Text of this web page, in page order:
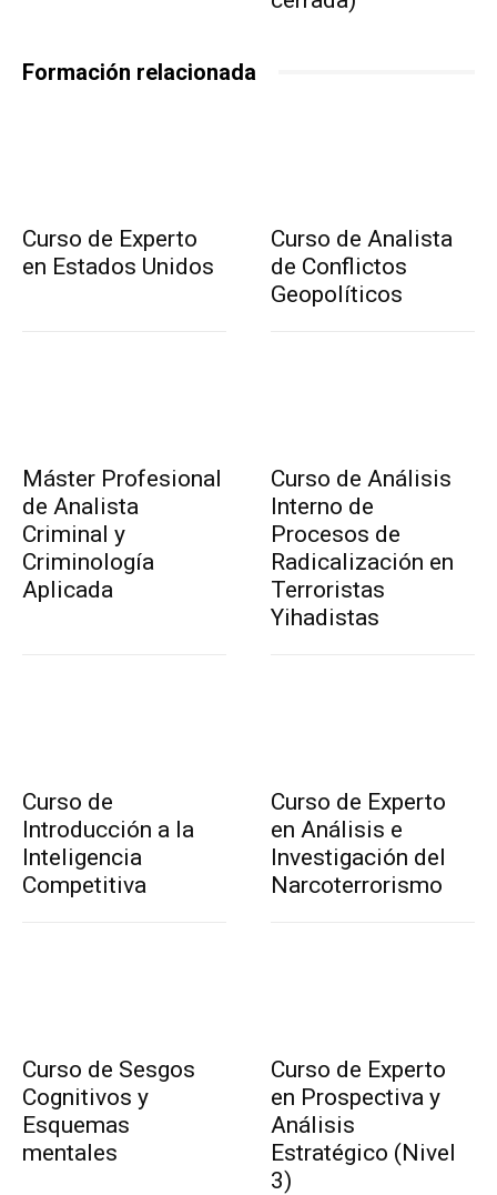
Formación relacionada
Curso de Experto
en Estados Unidos
Curso de Analista
de Conflictos
Geopolíticos
Máster Profesional
de Analista
Criminal y
Criminología
Aplicada
Curso de Análisis
Interno de
Procesos de
Radicalización en
Terroristas
Yihadistas
Curso de
Introducción a la
Inteligencia
Competitiva
Curso de Experto
en Análisis e
Investigación del
Narcoterrorismo
Curso de Sesgos
Cognitivos y
Esquemas
mentales
Curso de Experto
en Prospectiva y
Análisis
Estratégico (Nivel
3)